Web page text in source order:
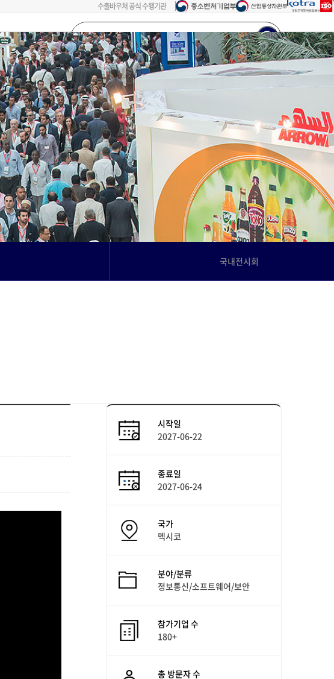
수출바우처 공식 수행기관
검색어를
입력해주세요...
회원가입 로그인
국내전시회
시작일
2027-06-22
종료일
2027-06-24
국가
멕시코
분야/분류
정보통신/소프트웨어/보안
참가기업 수
180+
총 방문자 수